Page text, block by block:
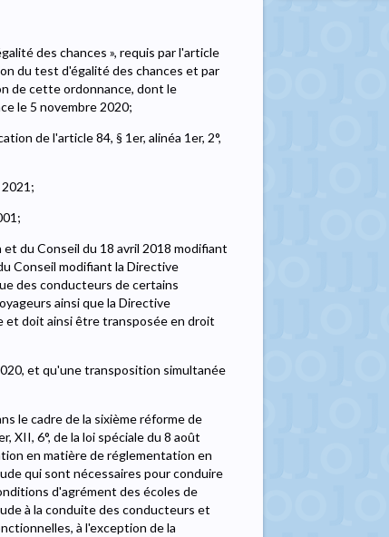
des chances », requis par l'article
du test d'égalité des chances et par
de cette ordonnance, dont le
le 5 novembre 2020;
de l'article 84, § 1er, alinéa 1er, 2°,
du Conseil du 18 avril 2018 modifiant
Conseil modifiant la Directive
des conducteurs de certains
ainsi que la Directive
et doit ainsi être transposée en droit
et qu'une transposition simultanée
le cadre de la sixième réforme de
XII, 6°, de la loi spéciale du 8 août
en matière de réglementation en
qui sont nécessaires pour conduire
d'agrément des écoles de
à la conduite des conducteurs et
à l'exception de la